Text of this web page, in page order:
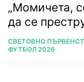
„Момичета,
да се
ПОВЕЧЕ ОТ
СВЕТОВНО
ФУТБОЛ 2026